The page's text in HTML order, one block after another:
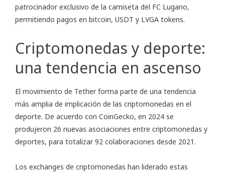
patrocinador exclusivo de la camiseta del FC Lugano,
permitiendo pagos en bitcoin, USDT y LVGA tokens.
Criptomonedas y deporte:
una tendencia en ascenso
El movimiento de Tether forma parte de una tendencia
más amplia de implicación de las criptomonedas en el
deporte. De acuerdo con CoinGecko, en 2024 se
produjeron 26 nuevas asociaciones entre criptomonedas y
deportes, para totalizar 92 colaboraciones desde 2021.
Los exchanges de criptomonedas han liderado estas